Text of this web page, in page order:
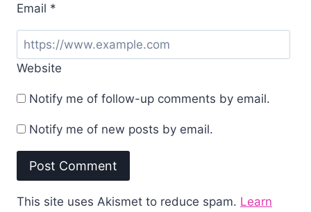
Email *
Website
Notify me of follow-up comments by email.
Notify me of new posts by email.
This site uses Akismet to reduce spam. Learn